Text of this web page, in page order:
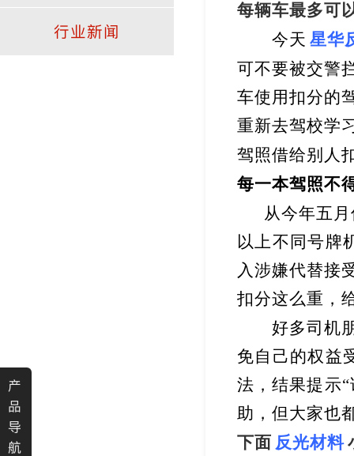
渐变反光面料
彩色反光布
行业新闻
每辆车最多可
今天 星华
可不要被交警
车使用扣分的
重新去驾校学
驾照借给别人
每一本驾照不
从今年五
以上不同号牌
入涉嫌代替接
扣分这么重，
好多司机
免自己的权益
法，结果提示
助，但大家也
下面 反光材料
产
品
导
航